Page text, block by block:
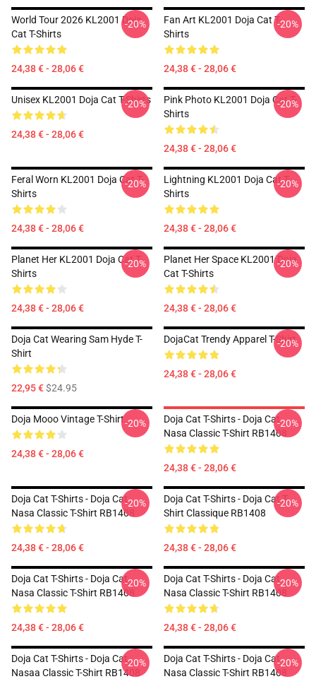
World Tour 2026 KL2001 Doja
Cat T-Shirts
24,38 € - 28,06 €
-20%
Fan Art KL2001 Doja Cat T-
Shirts
24,38 € - 28,06 €
-20%
Unisex KL2001 Doja Cat T-Shirts
24,38 € - 28,06 €
-20%
Pink Photo KL2001 Doja Cat T-
Shirts
24,38 € - 28,06 €
-20%
Feral Worn KL2001 Doja Cat T-
Shirts
24,38 € - 28,06 €
-20%
Lightning KL2001 Doja Cat T-
Shirts
24,38 € - 28,06 €
-20%
Planet Her KL2001 Doja Cat T-
Shirts
24,38 € - 28,06 €
-20%
Planet Her Space KL2001 Doja
Cat T-Shirts
24,38 € - 28,06 €
-20%
Doja Cat Wearing Sam Hyde T-
Shirt
22,95 €$24.95
DojaCat Trendy Apparel T-Shirt
24,38 € - 28,06 €
-20%
Doja Mooo Vintage T-Shirt
24,38 € - 28,06 €
-20%
Doja Cat T-Shirts - Doja Cat
Nasa Classic T-Shirt RB1408
24,38 € - 28,06 €
-20%
Doja Cat T-Shirts - Doja Cat
Nasa Classic T-Shirt RB1408
24,38 € - 28,06 €
-20%
Doja Cat T-Shirts - Doja Cat T-
Shirt Classique RB1408
24,38 € - 28,06 €
-20%
Doja Cat T-Shirts - Doja Cat
Nasa Classic T-Shirt RB1408
24,38 € - 28,06 €
-20%
Doja Cat T-Shirts - Doja Cat
Nasa Classic T-Shirt RB1408
24,38 € - 28,06 €
-20%
Doja Cat T-Shirts - Doja Cat
Nasaa Classic T-Shirt RB1408
-20%
Doja Cat T-Shirts - Doja Cat
Nasa Classic T-Shirt RB1408
-20%